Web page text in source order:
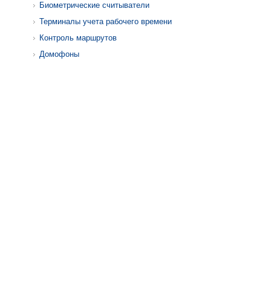
Биометрические считыватели
Терминалы учета рабочего времени
Контроль маршрутов
Домофоны